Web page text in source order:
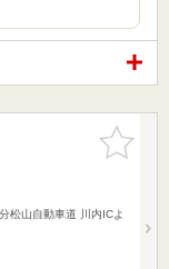
お気に入
りに追加
松山自動車道 川内ICよ